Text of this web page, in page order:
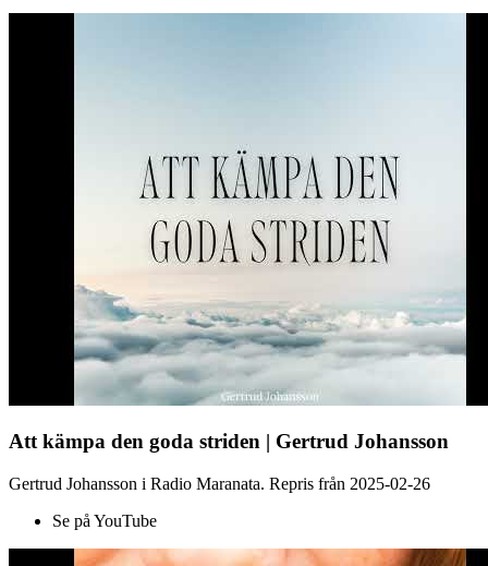
Att kämpa den goda striden | Gertrud Johansson
Gertrud Johansson i Radio Maranata. Repris från 2025-02-26
Se på YouTube